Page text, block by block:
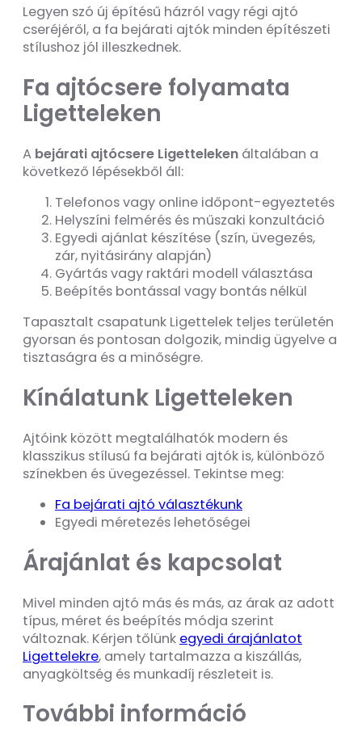
Legyen szó új építésű házról vagy régi ajtó
cseréjéről, a fa bejárati ajtók minden építészeti
stílushoz jól illeszkednek.
Fa ajtócsere folyamata
Ligetteleken
A bejárati ajtócsere Ligetteleken általában a
következő lépésekből áll:
Telefonos vagy online időpont-egyeztetés
Helyszíni felmérés és műszaki konzultáció
Egyedi ajánlat készítése (szín, üvegezés,
zár, nyitásirány alapján)
Gyártás vagy raktári modell választása
Beépítés bontással vagy bontás nélkül
Tapasztalt csapatunk Ligettelek teljes területén
gyorsan és pontosan dolgozik, mindig ügyelve a
tisztaságra és a minőségre.
Kínálatunk Ligetteleken
Ajtóink között megtalálhatók modern és
klasszikus stílusú fa bejárati ajtók is, különböző
színekben és üvegezéssel. Tekintse meg:
Fa bejárati ajtó választékunk
Egyedi méretezés lehetőségei
Árajánlat és kapcsolat
Mivel minden ajtó más és más, az árak az adott
típus, méret és beépítés módja szerint
változnak. Kérjen tőlünk egyedi árajánlatot
Ligettelekre, amely tartalmazza a kiszállás,
anyagköltség és munkadíj részleteit is.
További információ